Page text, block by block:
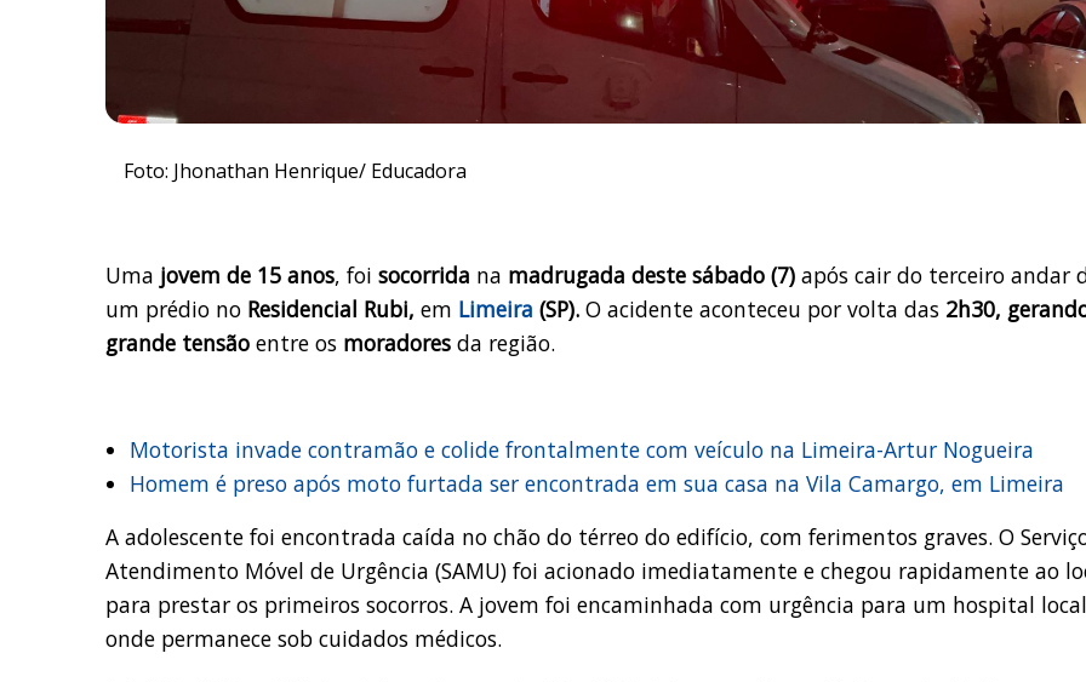
Foto: Jhonathan Henrique/ Educadora
Uma jovem de 15 anos, foi socorrida na madrugada deste sábado (7) após cair do terceiro andar
um prédio no Residencial Rubi, em Limeira (SP). O acidente aconteceu por volta das 2h30,
grande tensão entre os moradores da região.
Motorista invade contramão e colide frontalmente com veículo na Limeira-Artur Nogueira
Homem é preso após moto furtada ser encontrada em sua casa na Vila Camargo, em Limeira
A adolescente foi encontrada caída no chão do térreo do edifício, com ferimentos graves. O
Atendimento Móvel de Urgência (SAMU) foi acionado imediatamente e chegou rapidamente ao
para prestar os primeiros socorros. A jovem foi encaminhada com urgência para um hospital
onde permanece sob cuidados médicos.